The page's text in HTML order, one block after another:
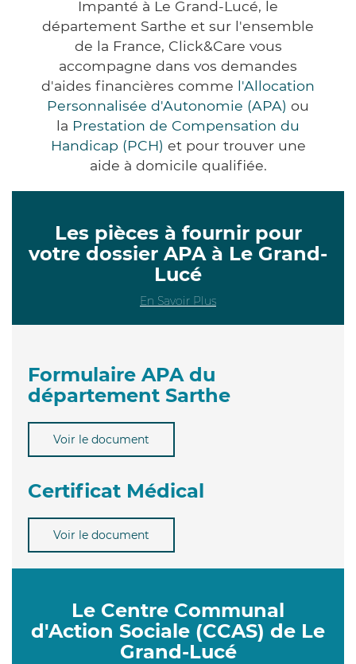
Impanté à Le Grand-Lucé, le
département Sarthe et sur l'ensemble
de la France, Click&Care vous
accompagne dans vos demandes
d'aides financières comme l'Allocation
Personnalisée d'Autonomie (APA) ou
la Prestation de Compensation du
Handicap (PCH) et pour trouver une
aide à domicile qualifiée.
Les pièces à fournir pour
votre dossier APA à Le Grand-
Lucé
En Savoir Plus
Formulaire APA du
département Sarthe
Voir le document
Certificat Médical
Voir le document
Le Centre Communal
d'Action Sociale (CCAS) de Le
Grand-Lucé